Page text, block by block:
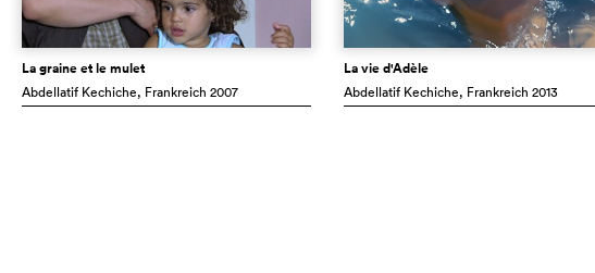
La graine et le mulet
Abdellatif Kechiche, Frankreich 2007
La vie d'Adèle
Abdellatif Kechiche, Frankreich 2013